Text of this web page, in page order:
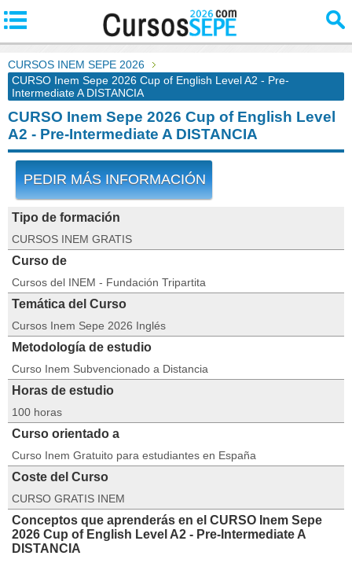
CURSOS INEM SEPE 2026
CURSO Inem Sepe 2026 Cup of English Level A2 - Pre-
Intermediate A DISTANCIA
CURSO Inem Sepe 2026 Cup of English Level
A2 - Pre-Intermediate A DISTANCIA
PEDIR MÁS INFORMACIÓN
Tipo de formación
CURSOS INEM GRATIS
Curso de
Cursos del INEM - Fundación Tripartita
Temática del Curso
Cursos Inem Sepe 2026 Inglés
Metodología de estudio
Curso Inem Subvencionado a Distancia
Horas de estudio
100 horas
Curso orientado a
Curso Inem Gratuito para estudiantes en España
Coste del Curso
CURSO GRATIS INEM
Conceptos que aprenderás en el CURSO Inem Sepe
2026 Cup of English Level A2 - Pre-Intermediate A
DISTANCIA